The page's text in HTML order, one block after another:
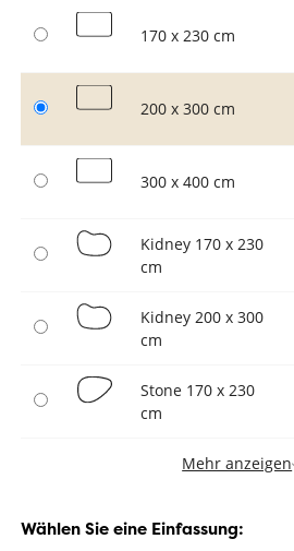
170 x 230 cm
200 x 300 cm
300 x 400 cm
Kidney 170 x 230
cm
Kidney 200 x 300
cm
Stone 170 x 230
cm
Mehr anzeigen
Wählen Sie eine Einfassung: